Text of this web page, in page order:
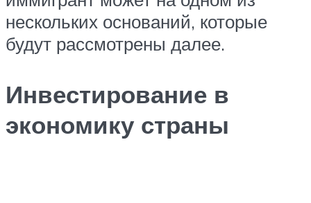
нескольких оснований, которые
будут рассмотрены далее.
Инвестирование в
экономику страны